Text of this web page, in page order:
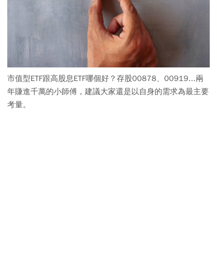
市值型ETF跟高股息ETF哪個好？存股00878、00919...兩
年賺進千萬的小師傅，建議大家還是以自身的需求為最主要
考量。